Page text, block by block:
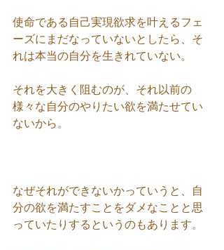
使命である自己実現欲求を叶えるフェ
ーズにまだなっていないとしたら、そ
れは本当の自分を生きれていない。
それを大きく阻むのが、それ以前の
様々な自分のやりたい欲を満たせてい
ないから。
なぜそれができないかっていうと、自
分の欲を満たすことをダメなことと思
っていたりするというのもあります。